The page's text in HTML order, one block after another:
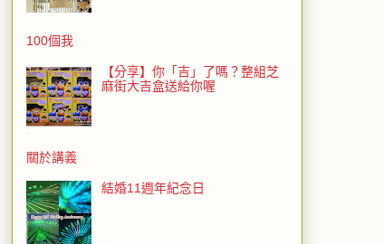
100個我
【分享】你「吉」了嗎？整組芝
麻街大吉盒送給你喔
關於講義
結婚11週年紀念日